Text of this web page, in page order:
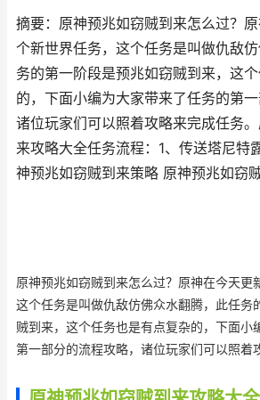
摘要：原神预兆如窃贼到来怎么过？
个新世界任务，这个任务是叫做仇敌
务的第一阶段是预兆如窃贼到来，这
的，下面小编为大家带来了任务的第一
诸位玩家们可以照着攻略来完成任务
来攻略大全任务流程：1、传送塔尼特
神预兆如窃贼到来策略 原神预兆如窃
原神预兆如窃贼到来怎么过？原神在今天更
这个任务是叫做仇敌仿佛众水翻腾，此任务
贼到来，这个任务也是有点复杂的，下面小
第一部分的流程攻略，诸位玩家们可以照着